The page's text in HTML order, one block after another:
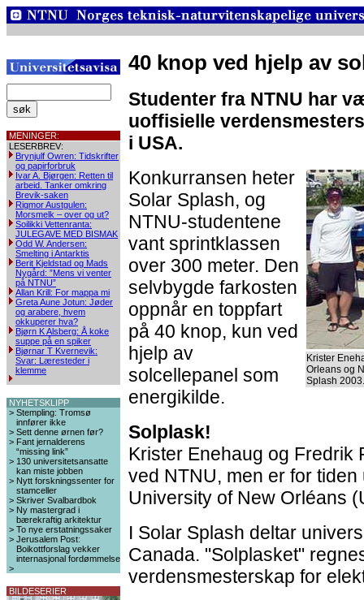
MENINGER:
LESERBREV:
Brynjulf Owren: Tidskrifter
og papirforbruk
Ivar A. Bjørgen: Retten til
arbeid. Tanker omkring
Brevik-saken
Rigmor Austgulen:
Morsmelk – over og ut?
Soilikki Vettenranta:
JULEGAVE MED BISMAK
Odd W. Andersen:
Smelting i Antarktis
Berit Kjeldstad og Mads
Nygård: ”Mens vi venter
på NTNU”
Allan Krill: For mappa mi
Greta Aune Jotun: Jøder
og arabere, hvem
okkuperer hva?
Bjørn K Alsberg: Å koke
suppe på en spiker
Bjørnar T Kvernevik:
Svar: Læresteder i
klemme
NYHETSKLIPP
> Stempling: Tromsø
innfører ikke
> Sett denne ørnen før?
> Fant jernalderens
“missing link”
> 130 universitetsansatte
kan miste jobben
> Nytt forskningssenter for
stamceller
> Skriver Svalbardbok
> Ny mastergrad i
bærekraftig arkitektur
> To nye erstatningssaker
> Jerusalem Post:
Boikottforslag vekker
internasjonal fordømmelse
>
BILDESERIER
40 knop ved hjelp av
Studenter fra NTNU har
uoffisielle
i USA.
Krister
Orleans og
Splash 2003.
Konkurransen heter
Solar Splash, og
NTNU-studentene
vant sprintklassen
over 300 meter. Den
selvbygde farkosten
oppnår en toppfart
på 40 knop, kun ved
hjelp av
solcellepanel som
energikilde.
Solplask!
Krister Enehaug og Fredrik
ved NTNU, men er for
University of New Orléans
I Solar Splash deltar
Canada. "Solplasket"
verdensmesterskap for